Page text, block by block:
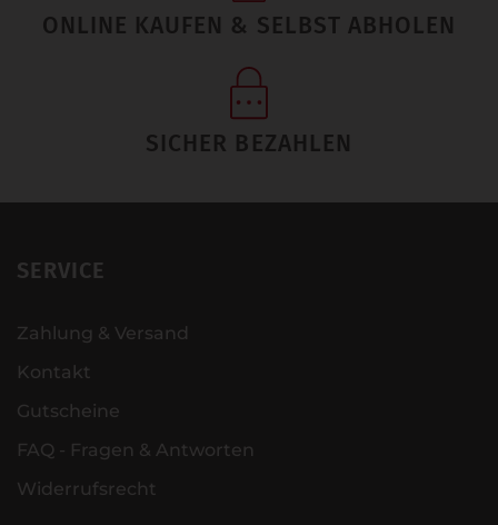
ONLINE KAUFEN & SELBST ABHOLEN
SICHER BEZAHLEN
SERVICE
Zahlung & Versand
Kontakt
Gutscheine
FAQ - Fragen & Antworten
Widerrufsrecht